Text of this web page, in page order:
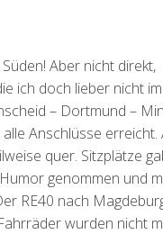
Aber nicht direkt,
ich doch lieber nicht
– Dortmund –
Anschlüsse erreicht.
quer. Sitzplätze
genommen und
RE40 nach
wurden nicht